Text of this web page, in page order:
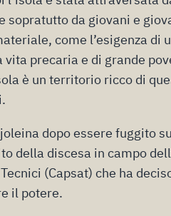
sopratutto da giovani e
come l’esigenza
precaria e di grande
è un territorio ricco di
dopo essere fuggito
della discesa in campo
(Capsat) che ha
il potere.